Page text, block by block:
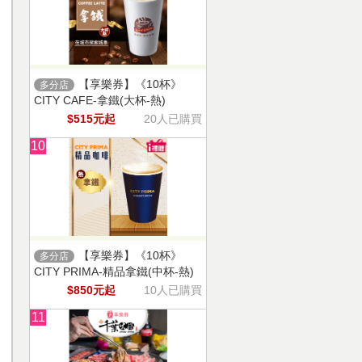
多分店
【享樂券】《10杯》
CITY CAFE-拿鐵(大杯-熱)
$515元起
20人已購買
10
多分店
【享樂券】《10杯》
CITY PRIMA-精品拿鐵(中杯-熱)
$850元起
10人已購買
11